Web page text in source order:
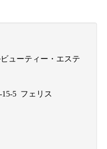
ューティー・エステ
5 フェリス